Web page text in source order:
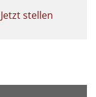
stellen